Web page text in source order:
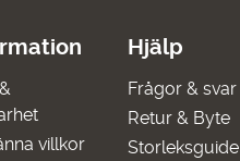
villkor
Hjälp
Frågor & svar
Retur & Byte
Storleksguide